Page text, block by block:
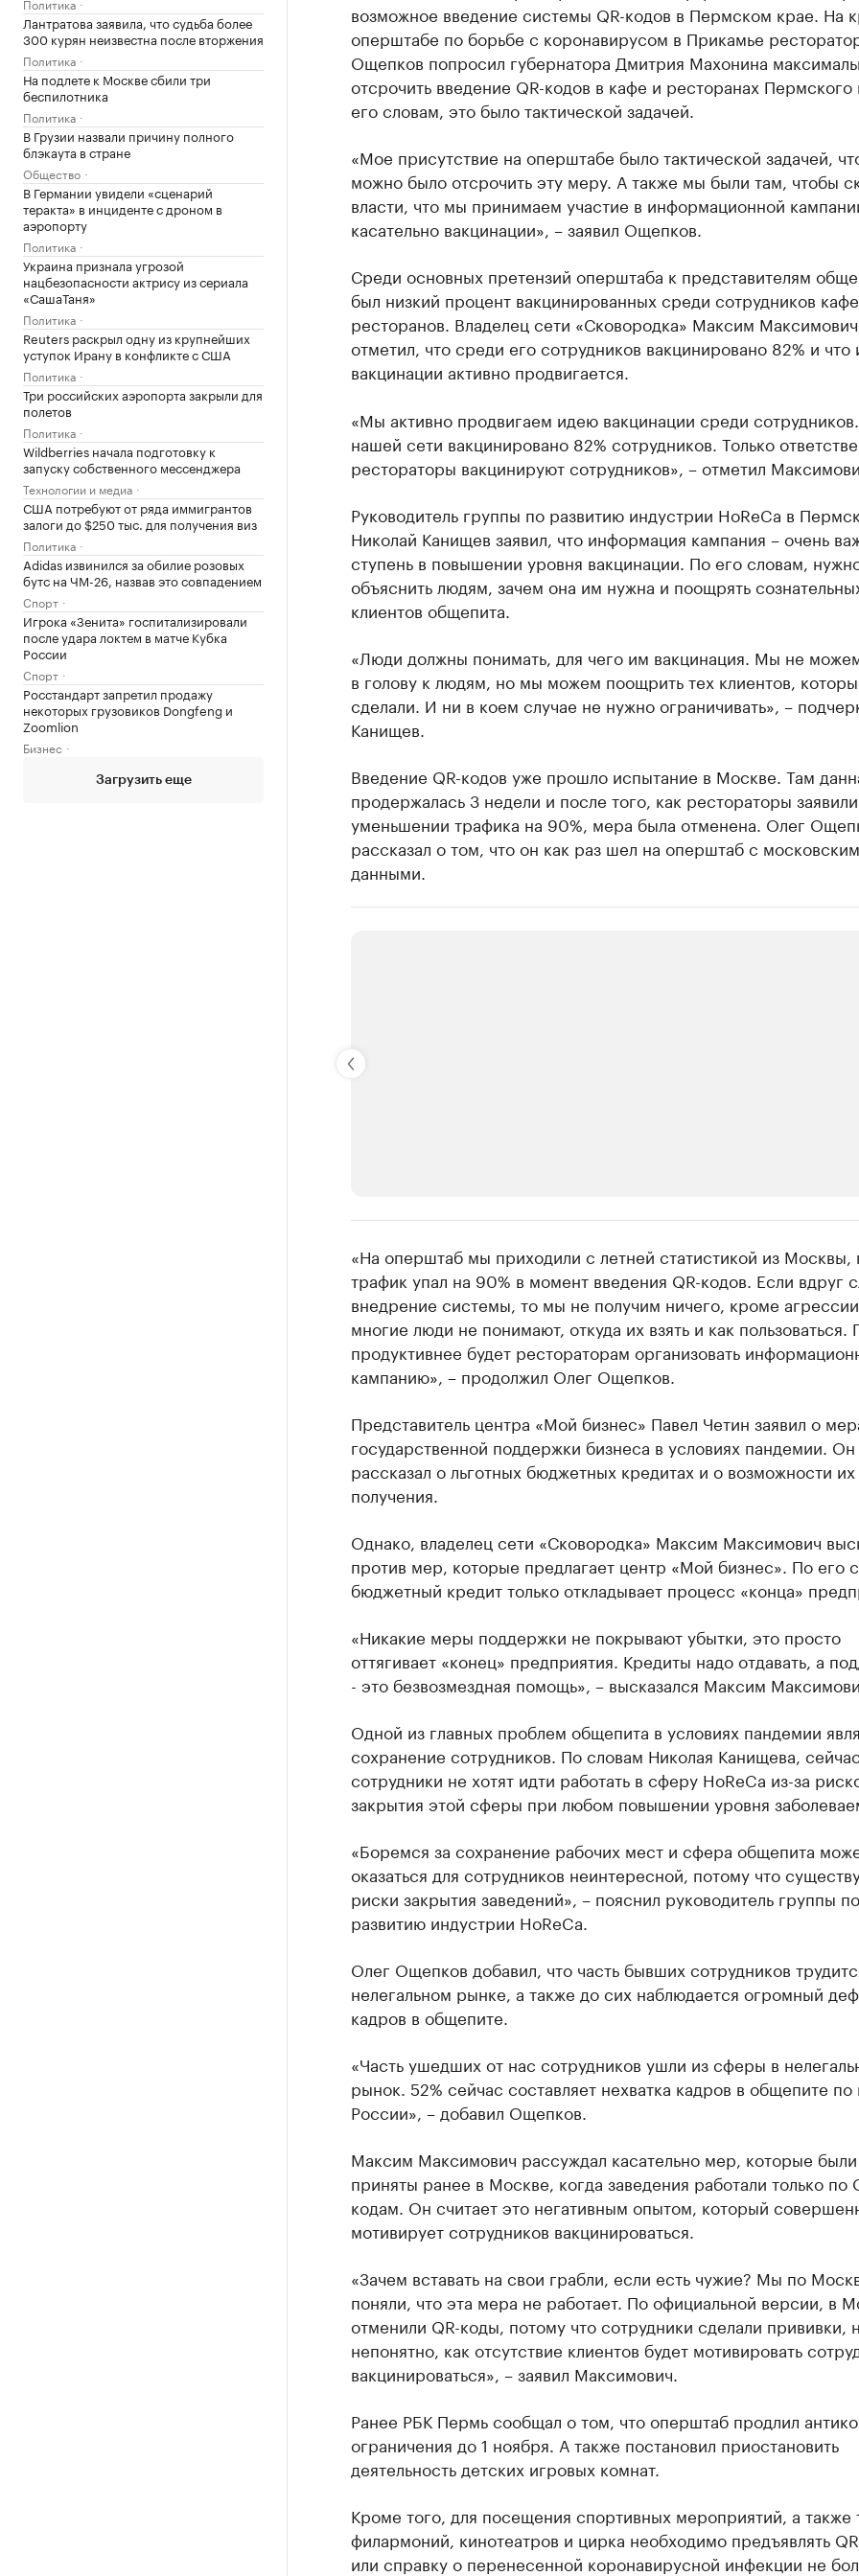
Лантратова заявила, что судьба более
300 курян неизвестна после вторжения
Политика
На подлете к Москве сбили три
беспилотника
Политика
В Грузии назвали причину полного
блэкаута в стране
Общество
В Германии увидели «сценарий
теракта» в инциденте с дроном в
аэропорту
Политика
Украина признала угрозой
нацбезопасности актрису из сериала
«СашаТаня»
Политика
Reuters раскрыл одну из крупнейших
уступок Ирану в конфликте с США
Политика
Три российских аэропорта закрыли для
полетов
Политика
Wildberries начала подготовку к
запуску собственного мессенджера
Технологии и медиа
США потребуют от ряда иммигрантов
залоги до $250 тыс. для получения виз
Политика
Adidas извинился за обилие розовых
бутс на ЧМ-26, назвав это совпадением
Спорт
Игрока «Зенита» госпитализировали
после удара локтем в матче Кубка
России
Спорт
Росстандарт запретил продажу
некоторых грузовиков Dongfeng и
Zoomlion
Бизнес
Загрузить еще
возможное введение системы QR-кодов в Пермском крае. На
оперштабе по борьбе с коронавирусом в Прикамье
Ощепков попросил губернатора Дмитрия Махонина
отсрочить введение QR-кодов в кафе и ресторанах
его словам, это было тактической задачей.
«Мое присутствие на оперштабе было тактической задачей,
можно было отсрочить эту меру. А также мы были там, чтобы
власти, что мы принимаем участие в информационной
касательно вакцинации», – заявил Ощепков.
Среди основных претензий оперштаба к представителям
был низкий процент вакцинированных среди сотрудников
ресторанов. Владелец сети «Сковородка» Максим Максимович
отметил, что среди его сотрудников вакцинировано 82% и что
вакцинации активно продвигается.
«Мы активно продвигаем идею вакцинации среди
нашей сети вакцинировано 82% сотрудников. Только
рестораторы вакцинируют сотрудников», – отметил
Руководитель группы по развитию индустрии HoReCa в
Николай Канищев заявил, что информация кампания – очень
ступень в повышении уровня вакцинации. По его словам,
объяснить людям, зачем она им нужна и поощрять
клиентов общепита.
«Люди должны понимать, для чего им вакцинация. Мы не можем
в голову к людям, но мы можем поощрить тех клиентов,
сделали. И ни в коем случае не нужно ограничивать», –
Канищев.
Введение QR-кодов уже прошло испытание в Москве. Там
продержалась 3 недели и после того, как рестораторы
уменьшении трафика на 90%, мера была отменена. Олег
рассказал о том, что он как раз шел на оперштаб с
данными.
Крупные организации в нефтегазовой
Найдите и проверьте данные в каталоге
«На оперштаб мы приходили с летней статистикой из Москвы,
трафик упал на 90% в момент введения QR-кодов. Если вдруг
внедрение системы, то мы не получим ничего, кроме
многие люди не понимают, откуда их взять и как пользоваться.
продуктивнее будет рестораторам организовать
кампанию», – продолжил Олег Ощепков.
Представитель центра «Мой бизнес» Павел Четин заявил о
государственной поддержки бизнеса в условиях пандемии. Он
рассказал о льготных бюджетных кредитах и о возможности их
получения.
Однако, владелец сети «Сковородка» Максим Максимович
против мер, которые предлагает центр «Мой бизнес». По его
бюджетный кредит только откладывает процесс «конца»
«Никакие меры поддержки не покрывают убытки, это просто
оттягивает «конец» предприятия. Кредиты надо отдавать, а
- это безвозмездная помощь», – высказался Максим
Одной из главных проблем общепита в условиях пандемии
сохранение сотрудников. По словам Николая Канищева, сейчас
сотрудники не хотят идти работать в сферу HoReCa из-за
закрытия этой сферы при любом повышении уровня
«Боремся за сохранение рабочих мест и сфера общепита
оказаться для сотрудников неинтересной, потому что
риски закрытия заведений», – пояснил руководитель группы по
развитию индустрии HoReCa.
Олег Ощепков добавил, что часть бывших сотрудников
нелегальном рынке, а также до сих наблюдается огромный
кадров в общепите.
«Часть ушедших от нас сотрудников ушли из сферы в
рынок. 52% сейчас составляет нехватка кадров в общепите по
России», – добавил Ощепков.
Максим Максимович рассуждал касательно мер, которые были
приняты ранее в Москве, когда заведения работали только по
кодам. Он считает это негативным опытом, который
мотивирует сотрудников вакцинироваться.
«Зачем вставать на свои грабли, если есть чужие? Мы по
поняли, что эта мера не работает. По официальной версии, в
отменили QR-коды, потому что сотрудники сделали прививки,
непонятно, как отсутствие клиентов будет мотивировать
вакцинироваться», – заявил Максимович.
Ранее РБК Пермь сообщал о том, что оперштаб продлил
ограничения до 1 ноября. А также постановил приостановить
деятельность детских игровых комнат.
Кроме того, для посещения спортивных мероприятий, а также
филармоний, кинотеатров и цирка необходимо предъявлять
или справку о перенесенной коронавирусной инфекции не